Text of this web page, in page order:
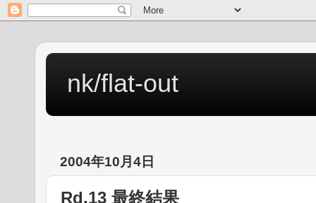
nk/flat-out
2004年10月4日
Rd.13 最終結果